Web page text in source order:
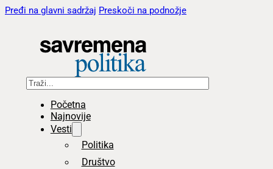
Pređi na glavni sadržaj Preskoči na podnožje
Pretraga
Početna
Najnovije
Vesti
Politika
Društvo